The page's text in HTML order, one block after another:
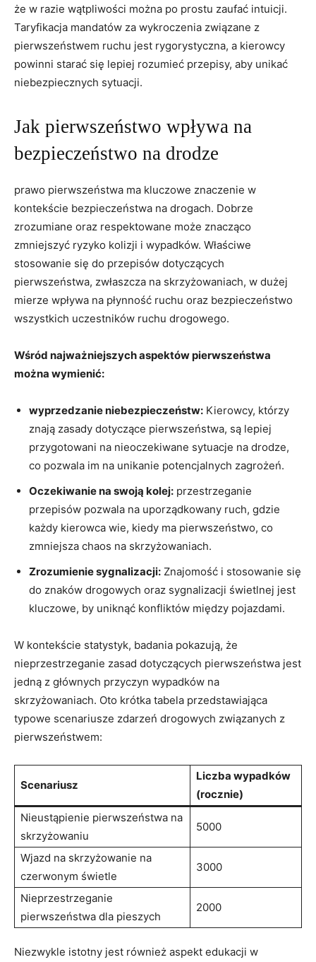
że w razie wątpliwości można po prostu zaufać intuicji.
Taryfikacja mandatów za wykroczenia związane z
pierwszeństwem ruchu jest rygorystyczna, a kierowcy
powinni starać się lepiej rozumieć przepisy, aby unikać
niebezpiecznych sytuacji.
Jak pierwszeństwo wpływa na
bezpieczeństwo na drodze
prawo pierwszeństwa ma kluczowe znaczenie w
kontekście bezpieczeństwa na drogach. Dobrze
zrozumiane oraz respektowane może znacząco
zmniejszyć ryzyko kolizji i wypadków. Właściwe
stosowanie się do przepisów dotyczących
pierwszeństwa, zwłaszcza na skrzyżowaniach, w dużej
mierze wpływa na płynność ruchu oraz bezpieczeństwo
wszystkich uczestników ruchu drogowego.
Wśród najważniejszych aspektów pierwszeństwa
można wymienić:
wyprzedzanie niebezpieczeństw: Kierowcy, którzy
znają zasady dotyczące pierwszeństwa, są lepiej
przygotowani na nieoczekiwane sytuacje na drodze,
co pozwala im na unikanie potencjalnych zagrożeń.
Oczekiwanie na swoją kolej: przestrzeganie
przepisów pozwala na uporządkowany ruch, gdzie
każdy kierowca wie, kiedy ma pierwszeństwo, co
zmniejsza chaos na skrzyżowaniach.
Zrozumienie sygnalizacji: Znajomość i stosowanie się
do znaków drogowych oraz sygnalizacji świetlnej jest
kluczowe, by uniknąć konfliktów między pojazdami.
W kontekście statystyk, badania pokazują, że
nieprzestrzeganie zasad dotyczących pierwszeństwa jest
jedną z głównych przyczyn wypadków na
skrzyżowaniach. Oto krótka tabela przedstawiająca
typowe scenariusze zdarzeń drogowych związanych z
pierwszeństwem:
Scenariusz
Liczba wypadków
(rocznie)
Nieustąpienie pierwszeństwa na
skrzyżowaniu
5000
Wjazd na skrzyżowanie na
czerwonym świetle
3000
Nieprzestrzeganie
pierwszeństwa dla pieszych
2000
Niezwykle istotny jest również aspekt edukacji w